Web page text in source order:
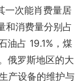
一次能肖费量居
和消费量分别占
油占 19.1%，煤
俄罗斯地区的大
产设备的维护与